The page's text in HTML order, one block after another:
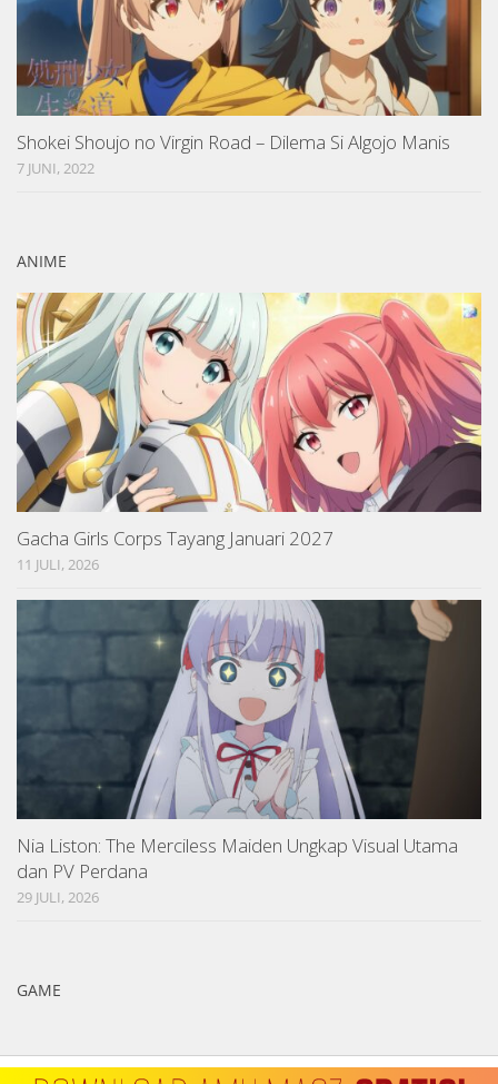
Shokei Shoujo no Virgin Road – Dilema Si Algojo Manis
7 JUNI, 2022
ANIME
Gacha Girls Corps Tayang Januari 2027
11 JULI, 2026
Nia Liston: The Merciless Maiden Ungkap Visual Utama
dan PV Perdana
29 JULI, 2026
GAME